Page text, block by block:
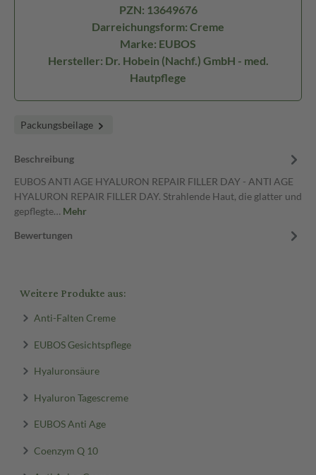
PZN: 13649676
Darreichungsform: Creme
Marke: EUBOS
Hersteller: Dr. Hobein (Nachf.) GmbH - med.
Hautpflege
Packungsbeilage
Beschreibung
EUBOS ANTI AGE HYALURON REPAIR FILLER DAY - ANTI AGE
HYALURON REPAIR FILLER DAY. Strahlende Haut, die glatter und
gepflegte… Mehr
Bewertungen
Weitere Produkte aus:
Anti-Falten Creme
EUBOS Gesichtspflege
Hyaluronsäure
Hyaluron Tagescreme
EUBOS Anti Age
Coenzym Q 10